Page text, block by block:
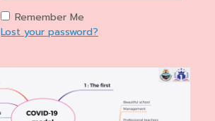
Remember Me
Lost your password?